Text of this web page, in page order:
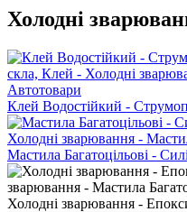
Холодні
Клей Водостійкий -
Мастила Багатоцільові -
Холодні зварювання -